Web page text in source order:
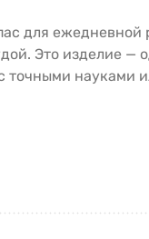
для ежедневной
Это изделие —
точными